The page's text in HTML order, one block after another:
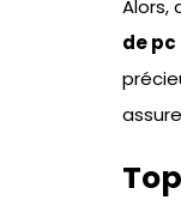
Alors,
de